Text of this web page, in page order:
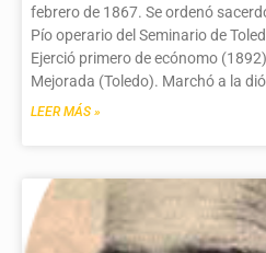
febrero de 1867. Se ordenó
Pío operario del Seminario de
Ejerció primero de ecónomo
Mejorada (Toledo). Marchó a la
LEER MÁS »